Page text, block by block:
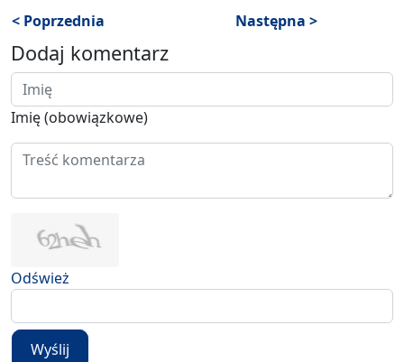
< Poprzednia Następna >
Dodaj komentarz
Imię (obowiązkowe)
Odśwież
Wyślij